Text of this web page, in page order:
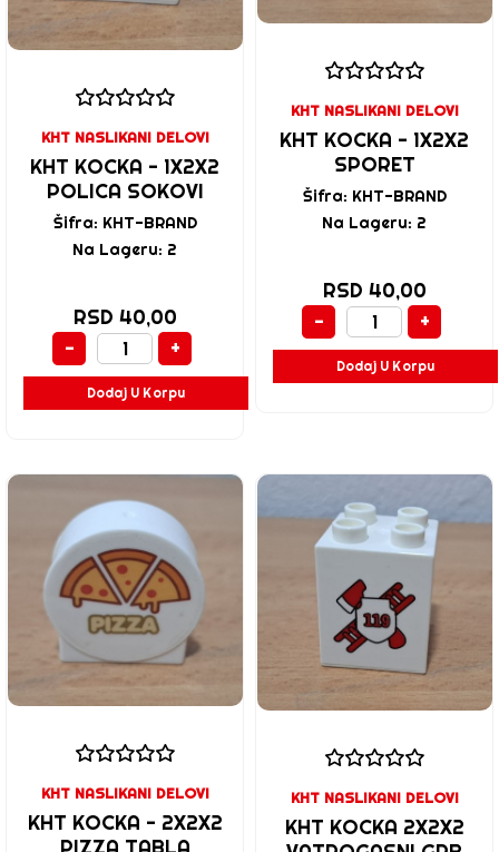
KHT NASLIKANI DELOVI
KHT KOCKA - 1X2X2
POLICA SOKOVI
Šifra: KHT-BRAND
Na Lageru: 2
RSD 40,00
-
+
Dodaj U Korpu
KHT NASLIKANI DELOVI
KHT KOCKA - 1X2X2
SPORET
Šifra: KHT-BRAND
Na Lageru: 2
RSD 40,00
-
+
Dodaj U Korpu
KHT NASLIKANI DELOVI
KHT KOCKA - 2X2X2
KHT NASLIKANI DELOVI
KHT KOCKA 2X2X2